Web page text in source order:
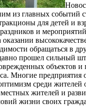
главных событий
для детей и
и
обращаться в
прошел сильный
объектов
Многие предприятия
среди
жителей и
жизни своих